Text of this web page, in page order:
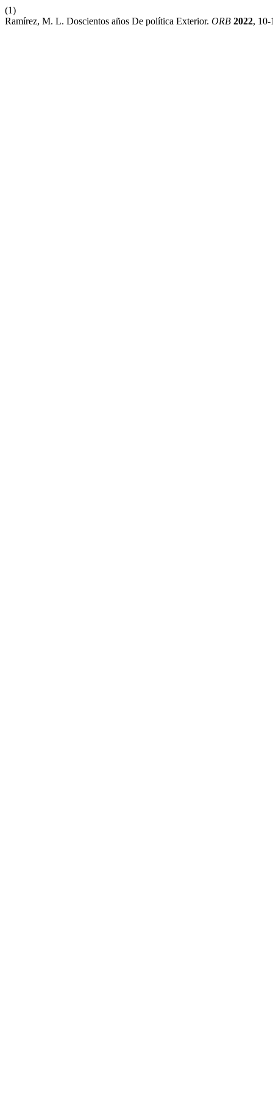
(1)
Ramírez, M. L. Doscientos años De política Exterior. ORB 2022, 10-